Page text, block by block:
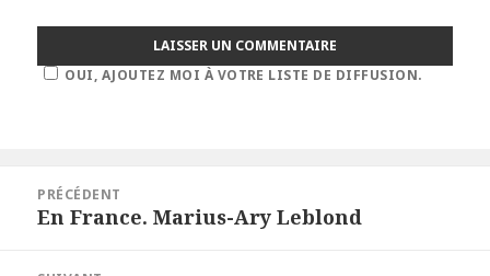
OUI, AJOUTEZ MOI À VOTRE LISTE DE DIFFUSION.
l’article
PRÉCÉDENT
Article
En France. Marius-Ary Leblond